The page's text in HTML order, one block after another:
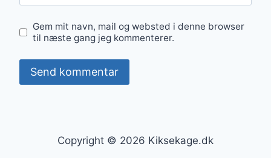
Gem mit navn, mail og websted i denne browser
til næste gang jeg kommenterer.
Copyright © 2026 Kiksekage.dk